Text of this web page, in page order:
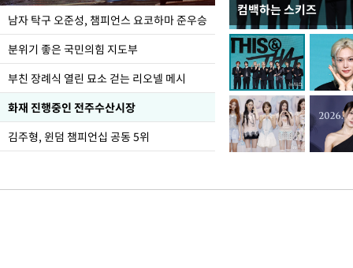
남자 탁구 오준성, 챔피언스 요코하마 준우승
분위기 좋은 국민의힘 지도부
부친 장례식 열린 묘소 걷는 리오넬 메시
화재 진행중인 전주수산시장
김주형, 윈덤 챔피언십 공동 5위
컴백하는 스키즈
한-미, UFS연합연습